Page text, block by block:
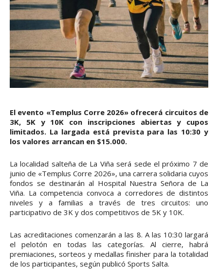
El evento «Templus Corre 2026» ofrecerá circuitos de
3K, 5K y 10K con inscripciones abiertas y cupos
limitados. La largada está prevista para las 10:30 y
los valores arrancan en $15.000.
La localidad salteña de La Viña será sede el próximo 7 de
junio de «Templus Corre 2026», una carrera solidaria cuyos
fondos se destinarán al Hospital Nuestra Señora de La
Viña. La competencia convoca a corredores de distintos
niveles y a familias a través de tres circuitos: uno
participativo de 3K y dos competitivos de 5K y 10K.
Las acreditaciones comenzarán a las 8. A las 10:30 largará
el pelotón en todas las categorías. Al cierre, habrá
premiaciones, sorteos y medallas finisher para la totalidad
de los participantes, según publicó Sports Salta.